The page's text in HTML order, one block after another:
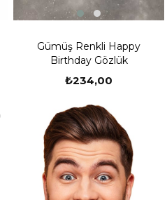
Gümüş Renkli Happy
Birthday Gözlük
₺234,00